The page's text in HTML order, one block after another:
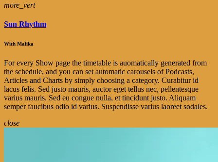
more_vert
Sun Rhythm
With Malika
For every Show page the timetable is auomatically generated from
the schedule, and you can set automatic carousels of Podcasts,
Articles and Charts by simply choosing a category. Curabitur id
lacus felis. Sed justo mauris, auctor eget tellus nec, pellentesque
varius mauris. Sed eu congue nulla, et tincidunt justo. Aliquam
semper faucibus odio id varius. Suspendisse varius laoreet sodales.
close